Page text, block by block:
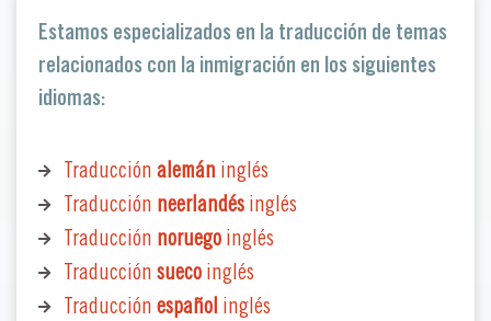
Estamos especializados en la traducción de temas
relacionados con la inmigración en los siguientes
idiomas:
Traducción alemán inglés
Traducción neerlandésinglés
Traducción noruegoinglés
Traducción suecoinglés
Traducción español inglés